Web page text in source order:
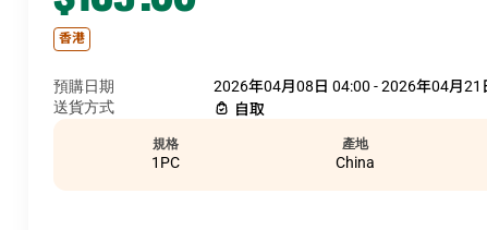
香港
預購日期
2026年04月08日 04:00 - 2026年04月21
送貨方式
自取
規格
1PC
產地
China